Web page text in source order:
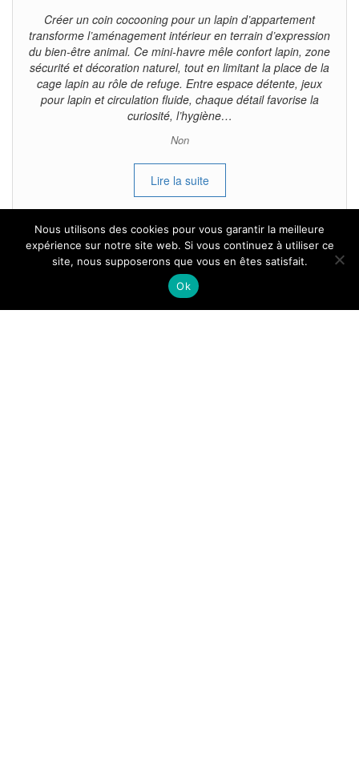
Créer un coin cocooning pour un lapin d’appartement
transforme l’aménagement intérieur en terrain d’expression
du bien-être animal. Ce mini-havre mêle confort lapin, zone
sécurité et décoration naturel, tout en limitant la place de la
cage lapin au rôle de refuge. Entre espace détente, jeux
pour lapin et circulation fluide, chaque détail favorise la
curiosité, l’hygiène…
Non
Lire la suite
Tous droits reservés.
Nous utilisons des cookies pour vous garantir la meilleure
expérience sur notre site web. Si vous continuez à utiliser ce
site, nous supposerons que vous en êtes satisfait.
Ok